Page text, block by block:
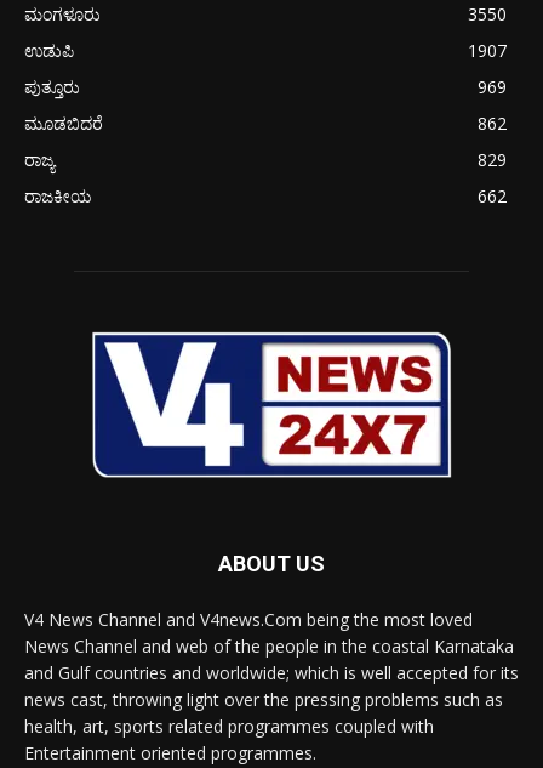
ಮಂಗಳೂರು
3550
ಉಡುಪಿ
1907
ಪುತ್ತೂರು
969
ಮೂಡಬಿದರೆ
862
ರಾಜ್ಯ
829
ರಾಜಕೀಯ
662
ABOUT US
V4 News Channel and V4news.Com being the most loved
News Channel and web of the people in the coastal Karnataka
and Gulf countries and worldwide; which is well accepted for its
news cast, throwing light over the pressing problems such as
health, art, sports related programmes coupled with
Entertainment oriented programmes.